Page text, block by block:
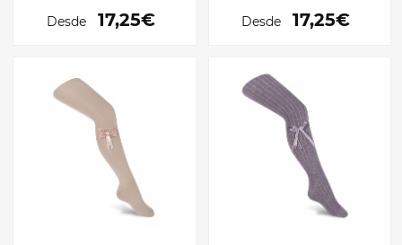
Desde 17,25€ Desde 17,25€